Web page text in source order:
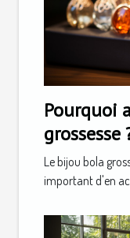
Pourquoi
grossesse
Le bijou bola
important d'en